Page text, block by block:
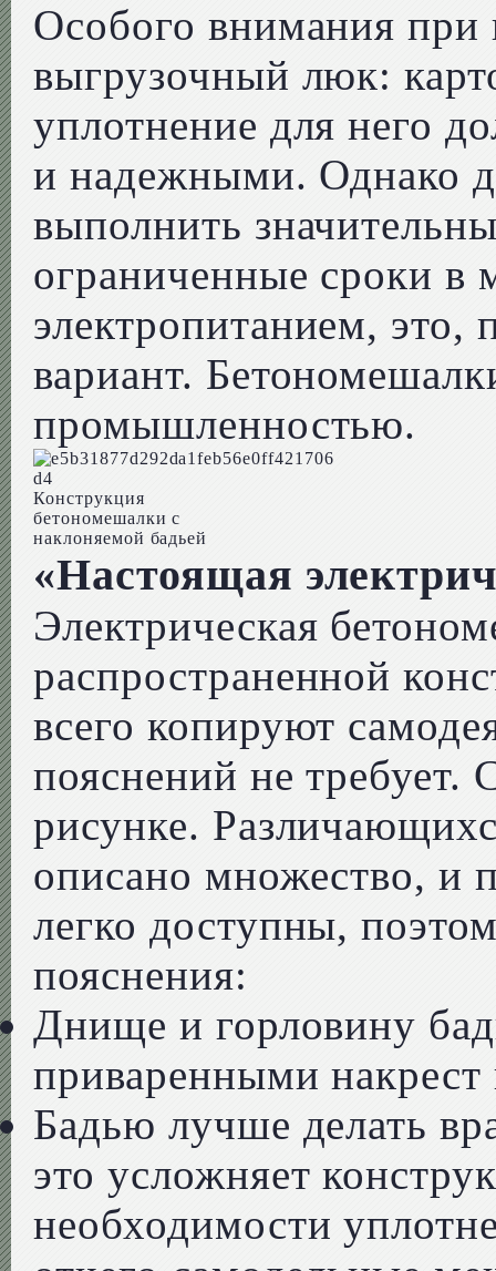
Особого внимания при
выгрузочный люк:
уплотнение для него
и надежными. Однако
выполнить
ограниченные сроки в
электропитанием,
вариант.
промышленностью.
Конструкция
бетономешалки с
наклоняемой бадьей
«Настоящая
Электрическая
распространенной
всего копируют
пояснений не требует.
рисунке.
описано множество, и
легко доступны,
пояснения:
Днище и горловину
приваренными
Бадью лучше делать
это усложняет
необходимости